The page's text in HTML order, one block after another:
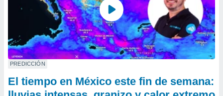
PREDICCIÓN
El tiempo en México este fin de semana: